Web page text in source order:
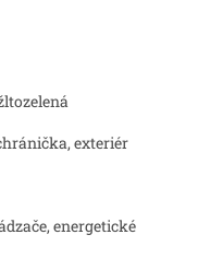
exteriér
energetické